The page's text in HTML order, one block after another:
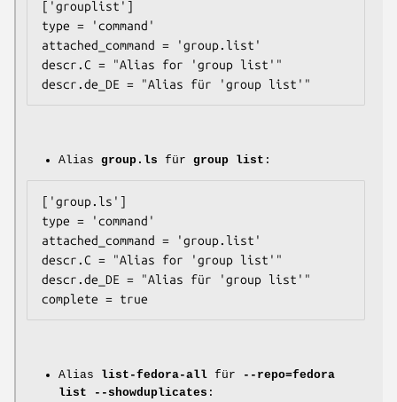
['grouplist']
type = 'command'
attached_command = 'group.list'
descr.C = "Alias for 'group list'"
Alias group.ls für group list :
['group.ls']
type = 'command'
attached_command = 'group.list'
descr.C = "Alias for 'group list'"
descr.de_DE = "Alias für 'group list'"
Alias list-fedora-all für
--repo=fedora
list --showduplicates :